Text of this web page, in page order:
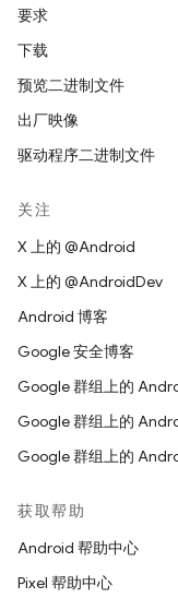
要求
下载
预览二进制文件
出厂映像
驱动程序二进制文件
关注
X 上的 @Android
X 上的 @AndroidDev
Android 博客
Google 安全博客
Google 群组上的
Google 群组上的
Google 群组上的
获取帮助
Android 帮助中心
Pixel 帮助中心